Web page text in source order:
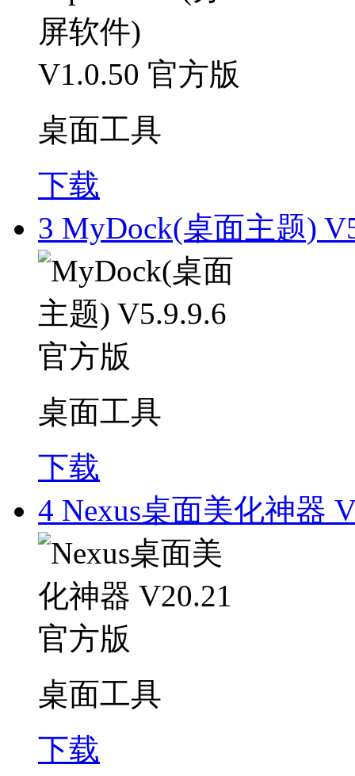
桌面工具
下载
3 MyDock(桌面主题)
桌面工具
下载
4 Nexus桌面美化神器
桌面工具
下载